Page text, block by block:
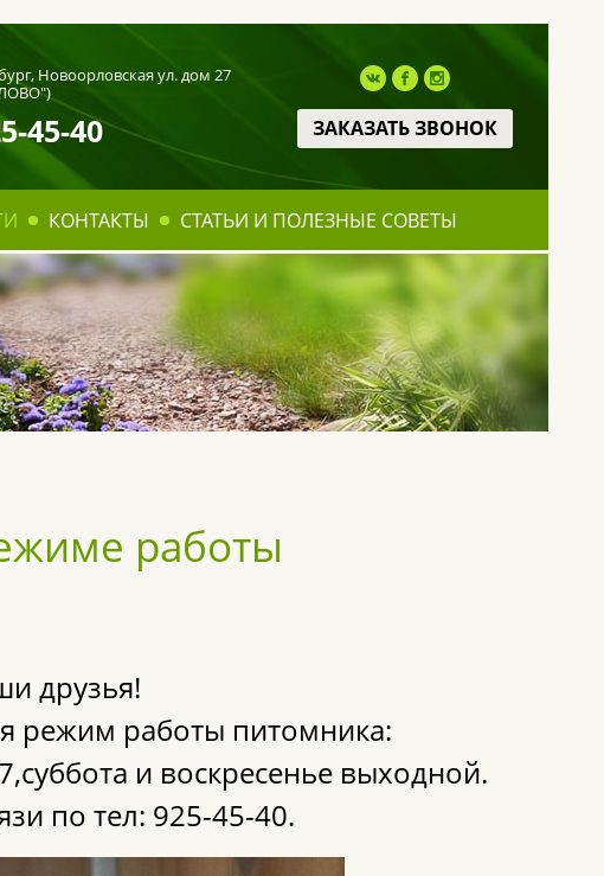
, Новоорловская ул. дом 27
45-40 ЗАКАЗАТЬ ЗВОНОК
КОНТАКТЫ СТАТЬИ И ПОЛЕЗНЫЕ СОВЕТЫ
работы
друзья!
режим работы питомника:
и воскресенье выходной.
по тел: 925-45-40.